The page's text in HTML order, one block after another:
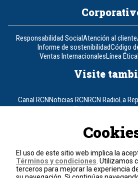
Responsabilidad SocialAtención al cliente
Informe de sostenibilidadCódigo
Ventas InternacionalesLínea Ética
Visite
Canal RCNNoticias RCNRCN RadioLa
Nuestra Tele Internacional
Teléfono+57 (601)
El uso de este sitio web implica la
Términos y condiciones . Utilizamos
terceros para mejorar la experiencia